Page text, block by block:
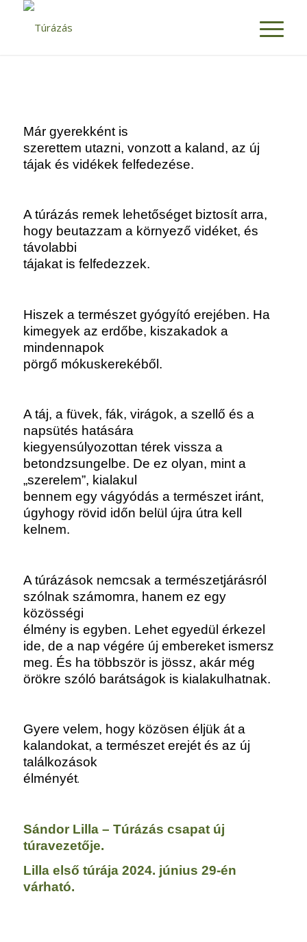
Már gyerekként is
szerettem utazni, vonzott a kaland, az új
tájak és vidékek felfedezése.
A túrázás remek lehetőséget biztosít arra,
hogy beutazzam a környező vidéket, és
távolabbi
tájakat is felfedezzek.
Hiszek a természet gyógyító erejében. Ha
kimegyek az erdőbe, kiszakadok a
mindennapok
pörgő mókuskerekéből.
A táj, a füvek, fák, virágok, a szellő és a
napsütés hatására
kiegyensúlyozottan térek vissza a
betondzsungelbe. De ez olyan, mint a
„szerelem”, kialakul
bennem egy vágyódás a természet iránt,
úgyhogy rövid időn belül újra útra kell
kelnem.
A túrázások nemcsak a természetjárásról
szólnak számomra, hanem ez egy
közösségi
élmény is egyben. Lehet egyedül érkezel
ide, de a nap végére új embereket ismersz
meg. És ha többször is jössz, akár még
örökre szóló barátságok is kialakulhatnak.
Gyere velem, hogy közösen éljük át a
kalandokat, a természet erejét és az új
találkozások
élményét.
Sándor Lilla – Túrázás csapat új
túravezetője.
Lilla első túrája 2024. június 29-én
várható.